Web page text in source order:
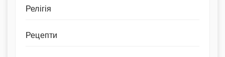
Релігія
Рецепти